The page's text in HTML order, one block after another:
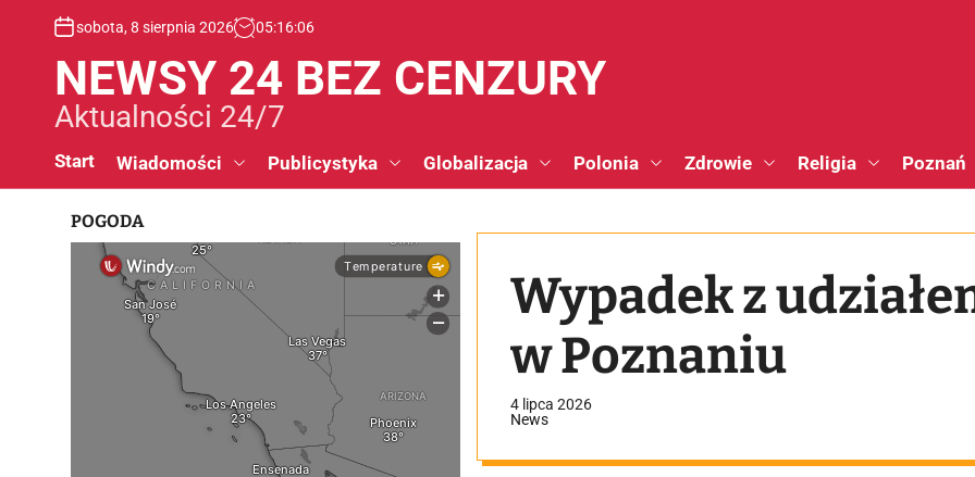
sobota, 8 sierpnia 2026 05:16:07
NEWSY 24 BEZ CENZURY
Aktualności 24/7
Start Wiadomości Publicystyka Globalizacja Polonia Zdrowie Religia Poznań
Wypadek z
w Poznaniu
4 lipca 2026
News
POGODA